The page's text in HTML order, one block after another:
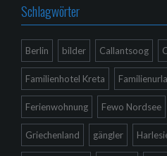
Schlagwörter
Berlin bilder Callantsoog
Familienhotel Kreta
Ferienwohnung Fewo Nordsee
Griechenland gängler